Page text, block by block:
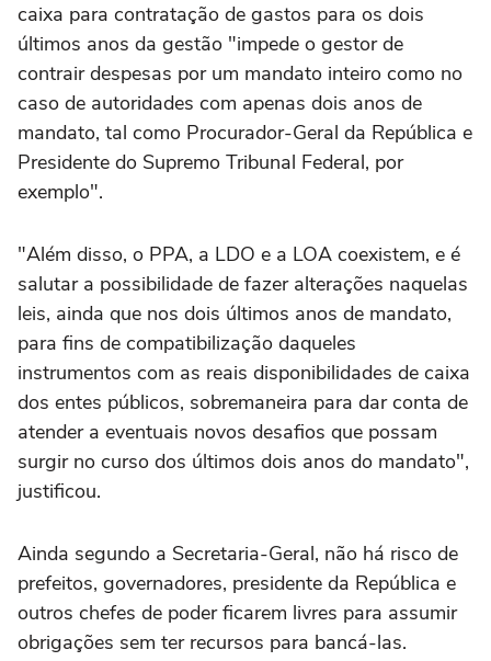
caixa para contratação de gastos para os dois
últimos anos da gestão "impede o gestor de
contrair despesas por um mandato inteiro como no
caso de autoridades com apenas dois anos de
mandato, tal como Procurador-Geral da República e
Presidente do Supremo Tribunal Federal, por
exemplo".
"Além disso, o PPA, a LDO e a LOA coexistem, e é
salutar a possibilidade de fazer alterações naquelas
leis, ainda que nos dois últimos anos de mandato,
para fins de compatibilização daqueles
instrumentos com as reais disponibilidades de caixa
dos entes públicos, sobremaneira para dar conta de
atender a eventuais novos desafios que possam
surgir no curso dos últimos dois anos do mandato",
justificou.
Ainda segundo a Secretaria-Geral, não há risco de
prefeitos, governadores, presidente da República e
outros chefes de poder ficarem livres para assumir
obrigações sem ter recursos para bancá-las.